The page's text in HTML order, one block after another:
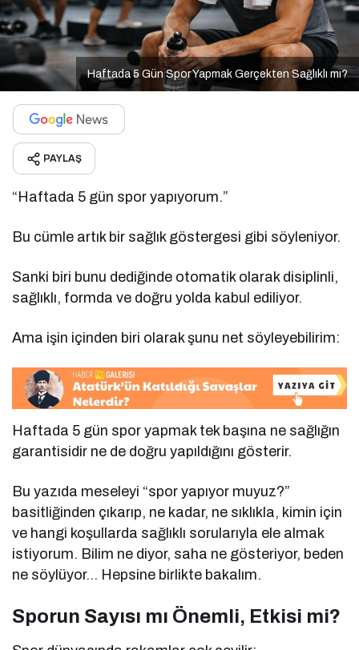
Haftada 5 Gün Spor Yapmak Gerçekten Sağlıklı mı?
PAYLAŞ
“Haftada 5 gün spor yapıyorum.”
Bu cümle artık bir sağlık göstergesi gibi söyleniyor.
Sanki biri bunu dediğinde otomatik olarak disiplinli,
sağlıklı, formda ve doğru yolda kabul ediliyor.
Ama işin içinden biri olarak şunu net söyleyebilirim:
Haftada 5 gün spor yapmak tek başına ne sağlığın
garantisidir ne de doğru yapıldığını gösterir.
Bu yazıda meseleyi “spor yapıyor muyuz?”
basitliğinden çıkarıp, ne kadar, ne sıklıkla, kimin için
ve hangi koşullarda sağlıklı sorularıyla ele almak
istiyorum. Bilim ne diyor, saha ne gösteriyor, beden
ne söylüyor… Hepsine birlikte bakalım.
Sporun Sayısı mı Önemli, Etkisi mi?